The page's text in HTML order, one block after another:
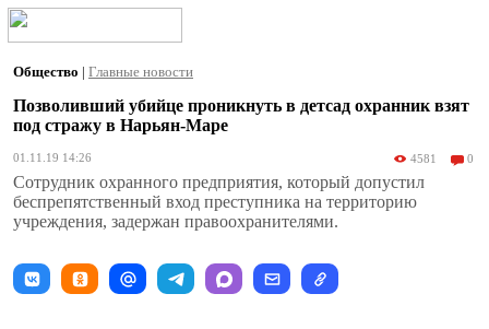
Общество | Главные новости
Позволивший убийце проникнуть в детсад охранник взят
под стражу в Нарьян-Маре
01.11.19 14:26 4581 0
Сотрудник охранного предприятия, который допустил
беспрепятственный вход преступника на территорию
учреждения, задержан правоохранителями.